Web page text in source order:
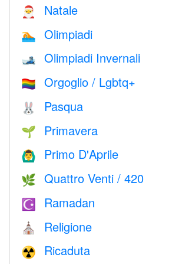
🎅 Natale
🏊 Olimpiadi
🎿 Olimpiadi Invernali
🏳️‍🌈 Orgoglio / Lgbtq+
🐰 Pasqua
🌱 Primavera
🙆‍♂️ Primo D'Aprile
🌿 Quattro Venti / 420
☪️ Ramadan
⛪️ Religione
☢️ Ricaduta